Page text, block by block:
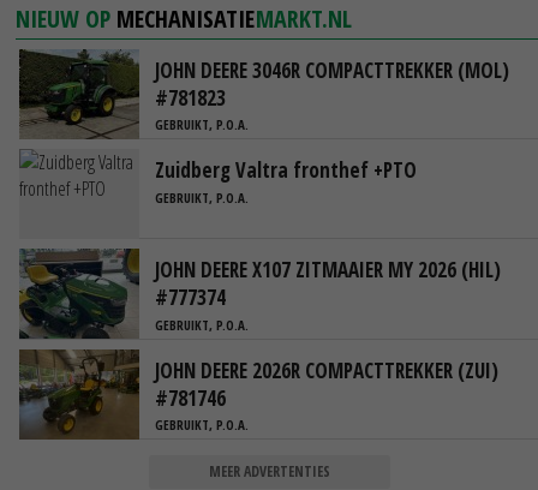
NIEUW OP MECHANISATIEMARKT.NL
JOHN DEERE 3046R COMPACTTREKKER (MOL)
#781823
GEBRUIKT, P.O.A.
Zuidberg Valtra fronthef +PTO
GEBRUIKT, P.O.A.
JOHN DEERE X107 ZITMAAIER MY 2026 (HIL)
#777374
GEBRUIKT, P.O.A.
JOHN DEERE 2026R COMPACTTREKKER (ZUI)
#781746
GEBRUIKT, P.O.A.
MEER ADVERTENTIES